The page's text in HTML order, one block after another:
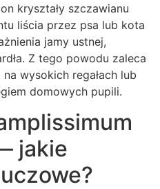
kryształy szczawianu
liścia przez psa lub kota
jamy ustnej,
Z tego powodu zaleca
wysokich regałach lub
domowych pupili.
jakie